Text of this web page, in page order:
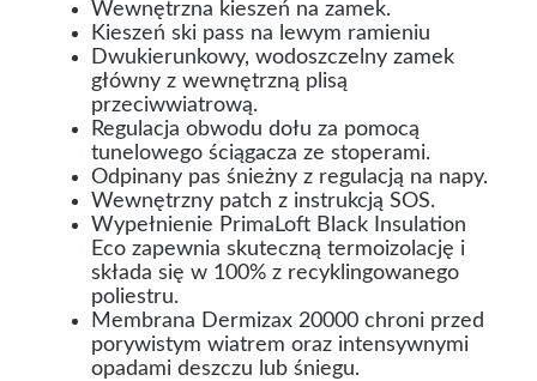
Wewnętrzna kieszeń na zamek.
Kieszeń ski pass na lewym ramieniu
Dwukierunkowy, wodoszczelny zamek
główny z wewnętrzną plisą
przeciwwiatrową.
Regulacja obwodu dołu za pomocą
tunelowego ściągacza ze stoperami.
Odpinany pas śnieżny z regulacją na napy.
Wewnętrzny patch z instrukcją SOS.
Wypełnienie PrimaLoft Black Insulation
Eco zapewnia skuteczną termoizolację i
składa się w 100% z recyklingowanego
poliestru.
Membrana Dermizax 20000 chroni przed
porywistym wiatrem oraz intensywnymi
opadami deszczu lub śniegu.